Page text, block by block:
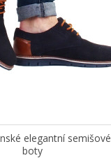
elegantní semišové
boty